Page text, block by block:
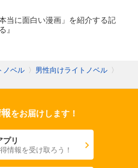
当に面白い漫画」を紹介する記
』
ノベル 〉 男性向けライトノベル 〉
をお届けします！
リ
情報を受け取ろう！